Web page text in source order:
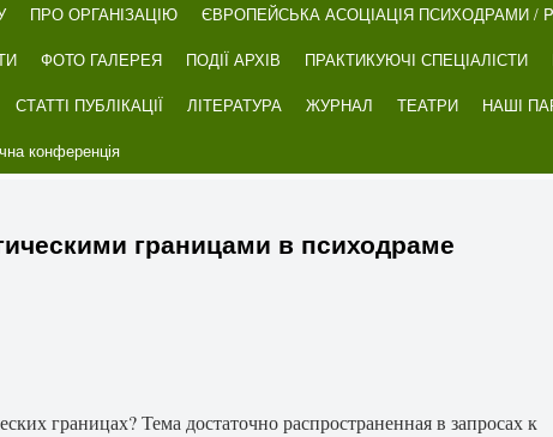
ПРО ОРГАНІЗАЦІЮ ЄВРОПЕЙСЬКА АСОЦІАЦІЯ ПСИХОДРАМИ /
ФОТО ГАЛЕРЕЯ ПОДІЇ АРХІВ ПРАКТИКУЮЧІ СПЕЦІАЛІСТИ
СТАТТІ ПУБЛІКАЦІЇ ЛІТЕРАТУРА ЖУРНАЛ ТЕАТРИ НАШІ
конференція
границами в психодраме
границах? Тема достаточно распространенная в запросах к